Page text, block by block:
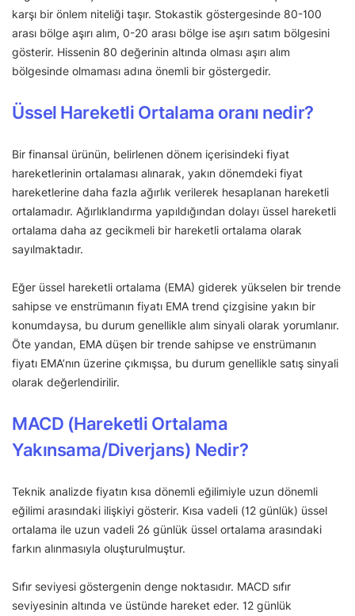
karşı bir önlem niteliği taşır. Stokastik göstergesinde 80-100
arası bölge aşırı alım, 0-20 arası bölge ise aşırı satım bölgesini
gösterir. Hissenin 80 değerinin altında olması aşırı alım
bölgesinde olmaması adına önemli bir göstergedir.
Üssel Hareketli Ortalama oranı nedir?
Bir finansal ürünün, belirlenen dönem içerisindeki fiyat
hareketlerinin ortalaması alınarak, yakın dönemdeki fiyat
hareketlerine daha fazla ağırlık verilerek hesaplanan hareketli
ortalamadır. Ağırlıklandırma yapıldığından dolayı üssel hareketli
ortalama daha az gecikmeli bir hareketli ortalama olarak
sayılmaktadır.
Eğer üssel hareketli ortalama (EMA) giderek yükselen bir trende
sahipse ve enstrümanın fiyatı EMA trend çizgisine yakın bir
konumdaysa, bu durum genellikle alım sinyali olarak yorumlanır.
Öte yandan, EMA düşen bir trende sahipse ve enstrümanın
fiyatı EMA’nın üzerine çıkmışsa, bu durum genellikle satış sinyali
olarak değerlendirilir.
MACD (Hareketli Ortalama
Yakınsama/Diverjans) Nedir?
Teknik analizde fiyatın kısa dönemli eğilimiyle uzun dönemli
eğilimi arasındaki ilişkiyi gösterir. Kısa vadeli (12 günlük) üssel
ortalama ile uzun vadeli 26 günlük üssel ortalama arasındaki
farkın alınmasıyla oluşturulmuştur.
Sıfır seviyesi göstergenin denge noktasıdır. MACD sıfır
seviyesinin altında ve üstünde hareket eder. 12 günlük